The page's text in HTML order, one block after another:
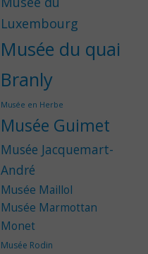
Luxembourg
Musée du quai
Branly
Musée en Herbe
Musée Guimet
Musée Jacquemart-
André
Musée Maillol
Musée Marmottan
Monet
Musée Rodin